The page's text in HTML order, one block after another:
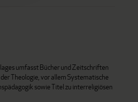
umfasst Bücher und Zeitschriften
Theologie, vor allem Systematische
sowie Titel zu interreligiösen